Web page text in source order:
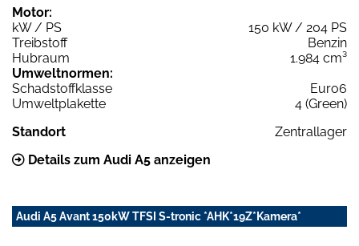
Motor:
kW / PS
150 kW / 204 PS
Treibstoff
Benzin
Hubraum
1.984 cm³
Umweltnormen:
Schadstoffklasse
Euro6
Umweltplakette
4 (Green)
Standort
Zentrallager
Details zum Audi A5 anzeigen
Audi A5 Avant 150kW TFSI S-tronic *AHK*19Z*Kamera*